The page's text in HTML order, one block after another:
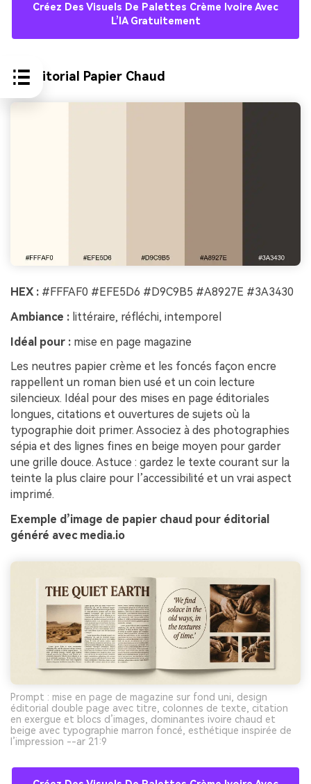
Créez Des Visuels De Palettes Crème Ivoire Avec
L’IA Gratuitement
9) Éditorial Papier Chaud
HEX : #FFFAF0 #EFE5D6 #D9C9B5 #A8927E #3A3430
Ambiance : littéraire, réfléchi, intemporel
Idéal pour : mise en page magazine
Les neutres papier crème et les foncés façon encre
rappellent un roman bien usé et un coin lecture
silencieux. Idéal pour des mises en page éditoriales
longues, citations et ouvertures de sujets où la
typographie doit primer. Associez à des photographies
sépia et des lignes fines en beige moyen pour garder
une grille douce. Astuce : gardez le texte courant sur la
teinte la plus claire pour l’accessibilité et un vrai aspect
imprimé.
Exemple d’image de papier chaud pour éditorial
généré avec media.io
Prompt : mise en page de magazine sur fond uni, design
éditorial double page avec titre, colonnes de texte, citation
en exergue et blocs d’images, dominantes ivoire chaud et
beige avec typographie marron foncé, esthétique inspirée de
l’impression --ar 21:9